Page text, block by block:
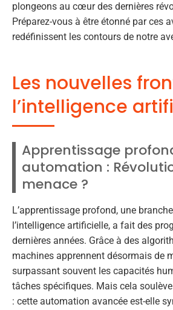
plongeons au cœur des dernières
Préparez-vous à être étonné par ces
redéfinissent les contours de notre
Les nouvelles
l’intelligence
Apprentissage
automation :
menace ?
L’apprentissage profond, une
l’intelligence artificielle, a fait des
dernières années. Grâce à des
machines apprennent désormais de
surpassant souvent les capacités
tâches spécifiques. Mais cela
: cette automation avancée est-elle